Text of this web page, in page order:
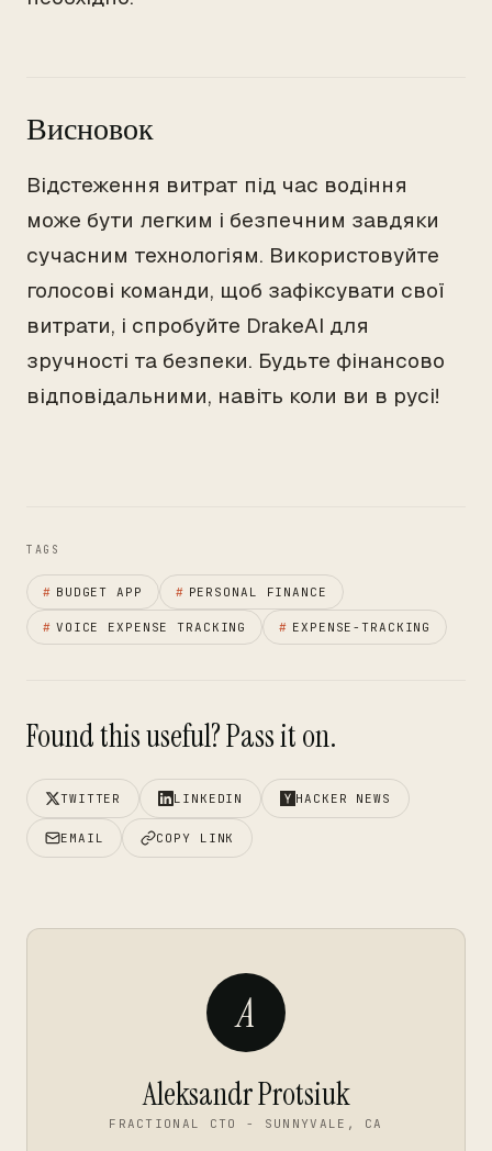
Висновок
Відстеження витрат під час водіння
може бути легким і безпечним завдяки
сучасним технологіям. Використовуйте
голосові команди, щоб зафіксувати свої
витрати, і спробуйте DrakeAI для
зручності та безпеки. Будьте фінансово
відповідальними, навіть коли ви в русі!
TAGS
# BUDGET APP # PERSONAL FINANCE
# VOICE EXPENSE TRACKING # EXPENSE-TRACKING
Found this useful? Pass it on.
TWITTER LINKEDIN HACKER NEWS
EMAIL COPY LINK
A
Aleksandr Protsiuk
FRACTIONAL CTO - SUNNYVALE, CA